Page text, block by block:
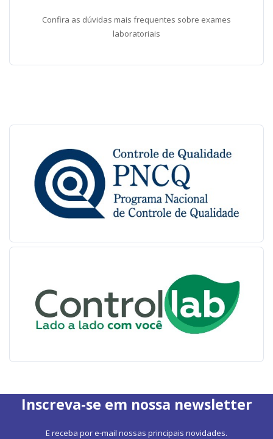
Confira as dúvidas mais frequentes sobre exames
laboratoriais
Inscreva-se em nossa newsletter
E receba por e-mail nossas principais novidades.